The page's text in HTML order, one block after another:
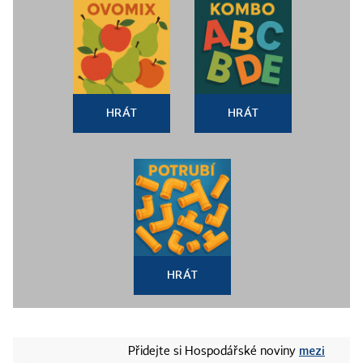
HRÁT HRÁT
HRÁT
Přidejte si Hospodářské noviny mezi